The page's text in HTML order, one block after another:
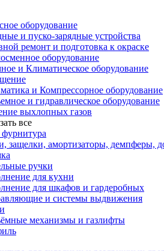
оборудование
и пуско-зарядные устройства
ремонт и подготовка к окраске
оборудование
и Климатическое оборудование
и Компрессорное оборудование
и гидравлическое оборудование
выхлопных газов
все
защелки, амортизаторы, демпферы,
ручки
для кухни
для шкафов и гардеробных
и системы выдвижения
механизмы и газлифты